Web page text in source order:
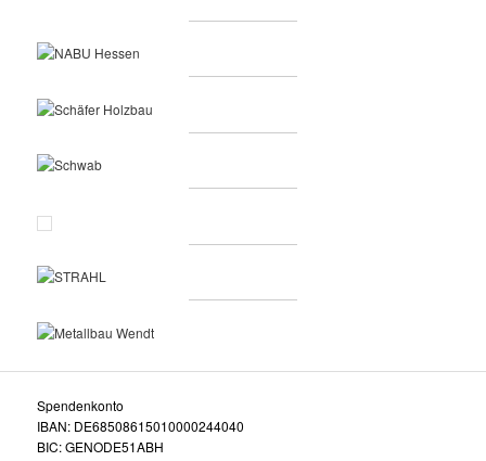
Spendenkonto
IBAN: DE68508615010000244040
BIC: GENODE51ABH